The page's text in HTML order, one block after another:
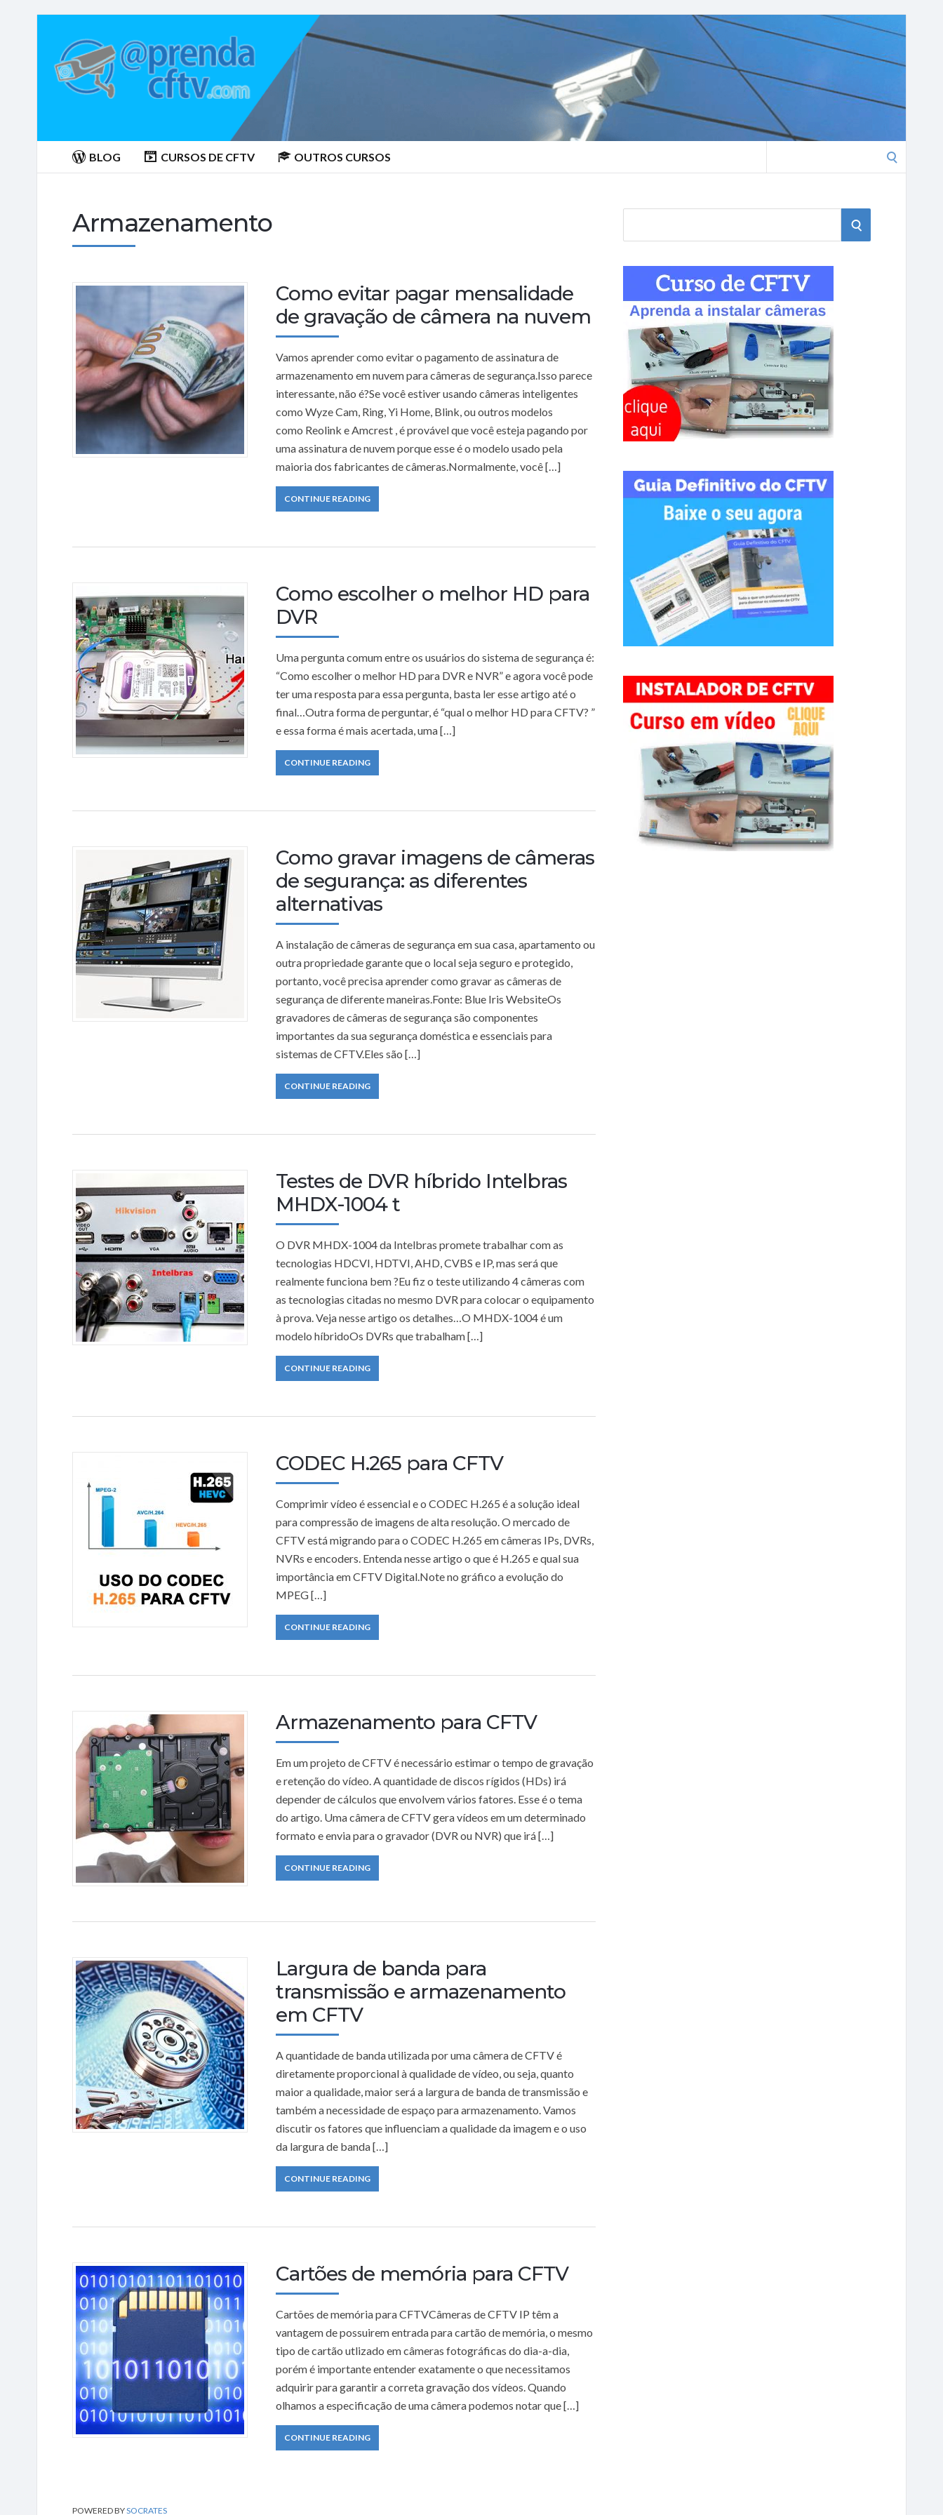
CTFV.com
BLOG CURSOS DE CFTV OUTROS CURSOS
Armazenamento
Como evitar pagar mensalidade
de gravação de câmera na nuvem
Vamos aprender como evitar o pagamento de assinatura de
armazenamento em nuvem para câmeras de segurança.Isso parece
interessante, não é?Se você estiver usando câmeras inteligentes
como Wyze Cam, Ring, Yi Home, Blink, ou outros modelos
como Reolink e Amcrest , é provável que você esteja pagando por
uma assinatura de nuvem porque esse é o modelo usado pela
maioria dos fabricantes de câmeras.Normalmente, você […]
CONTINUE READING
Como escolher o melhor HD para
DVR
Uma pergunta comum entre os usuários do sistema de segurança é:
“Como escolher o melhor HD para DVR e NVR” e agora você pode
ter uma resposta para essa pergunta, basta ler esse artigo até o
final…Outra forma de perguntar, é “qual o melhor HD para CFTV? ”
e essa forma é mais acertada, uma […]
CONTINUE READING
Como gravar imagens de câmeras
de segurança: as diferentes
alternativas
A instalação de câmeras de segurança em sua casa, apartamento ou
outra propriedade garante que o local seja seguro e protegido,
portanto, você precisa aprender como gravar as câmeras de
segurança de diferente maneiras.Fonte: Blue Iris WebsiteOs
gravadores de câmeras de segurança são componentes
importantes da sua segurança doméstica e essenciais para
sistemas de CFTV.Eles são […]
CONTINUE READING
Testes de DVR híbrido Intelbras
MHDX-1004 t
O DVR MHDX-1004 da Intelbras promete trabalhar com as
tecnologias HDCVI, HDTVI, AHD, CVBS e IP, mas será que
realmente funciona bem ?Eu fiz o teste utilizando 4 câmeras com
as tecnologias citadas no mesmo DVR para colocar o equipamento
à prova. Veja nesse artigo os detalhes…O MHDX-1004 é um
modelo híbridoOs DVRs que trabalham […]
CONTINUE READING
CODEC H.265 para CFTV
Comprimir vídeo é essencial e o CODEC H.265 é a solução ideal
para compressão de imagens de alta resolução. O mercado de
CFTV está migrando para o CODEC H.265 em câmeras IPs, DVRs,
NVRs e encoders. Entenda nesse artigo o que é H.265 e qual sua
importância em CFTV Digital.Note no gráfico a evolução do
MPEG […]
CONTINUE READING
Armazenamento para CFTV
Em um projeto de CFTV é necessário estimar o tempo de gravação
e retenção do vídeo. A quantidade de discos rígidos (HDs) irá
depender de cálculos que envolvem vários fatores. Esse é o tema
do artigo. Uma câmera de CFTV gera vídeos em um determinado
formato e envia para o gravador (DVR ou NVR) que irá […]
CONTINUE READING
Largura de banda para
transmissão e armazenamento
em CFTV
A quantidade de banda utilizada por uma câmera de CFTV é
diretamente proporcional à qualidade de vídeo, ou seja, quanto
maior a qualidade, maior será a largura de banda de transmissão e
também a necessidade de espaço para armazenamento. Vamos
discutir os fatores que influenciam a qualidade da imagem e o uso
da largura de banda […]
CONTINUE READING
Cartões de memória para CFTV
Cartões de memória para CFTVCâmeras de CFTV IP têm a
vantagem de possuirem entrada para cartão de memória, o mesmo
tipo de cartão utlizado em câmeras fotográficas do dia-a-dia,
porém é importante entender exatamente o que necessitamos
adquirir para garantir a correta gravação dos vídeos. Quando
olhamos a especificação de uma câmera podemos notar que […]
CONTINUE READING
S
POWERED BYSOCRATES